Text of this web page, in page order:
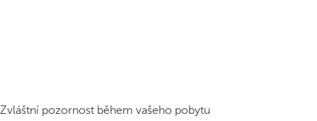
Zvláštní pozornost během vašeho pobytu